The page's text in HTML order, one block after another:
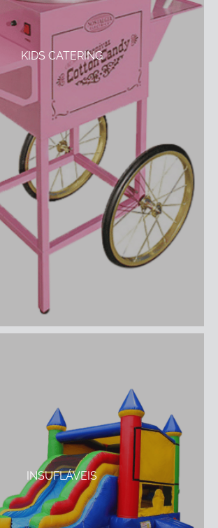
KIDS CATERING
INSUFLÁVEIS